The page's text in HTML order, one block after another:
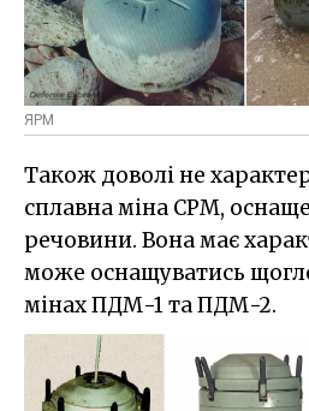
ЯРМ
Також доволі не
сплавна міна СРМ,
речовини. Вона має
може оснащуватись
мінах ПДМ-1 та ПДМ-2.